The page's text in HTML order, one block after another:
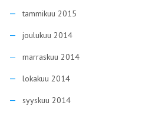
tammikuu 2015
joulukuu 2014
marraskuu 2014
lokakuu 2014
syyskuu 2014